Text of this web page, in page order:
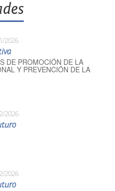
2026
DE PROMOCIÓN DE LA
Y PREVENCIÓN DE LA
2026
2026